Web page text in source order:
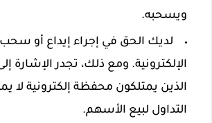
ويسحبه.
لديك الحق في إجراء إيداع أو
الإلكترونية. ومع ذلك، تجدر الإشارة
الذين يمتلكون محفظة إلكترونية لا
التداول لبيع الأسهم.